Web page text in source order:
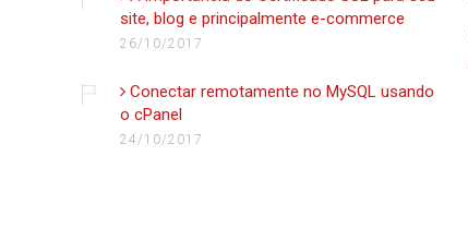
site, blog e principalmente e-commerce
26/10/2017
Conectar remotamente no MySQL usando
o cPanel
24/10/2017